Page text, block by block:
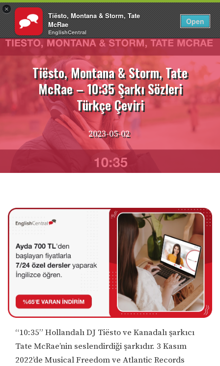
×
Tiësto, Montana & Storm, Tate
McRae
EnglishCentral
Open
Giriş Yap TR
İçeriğe
atla
Tiësto, Montana & Storm, Tate
McRae – 10:35 Şarkı Sözleri
Türkçe Çeviri
2023-05-02
“10:35” Hollandalı DJ Tiësto ve Kanadalı şarkıcı
Tate McRae’nin seslendirdiği şarkıdır. 3 Kasım
2022’de Musical Freedom ve Atlantic Records